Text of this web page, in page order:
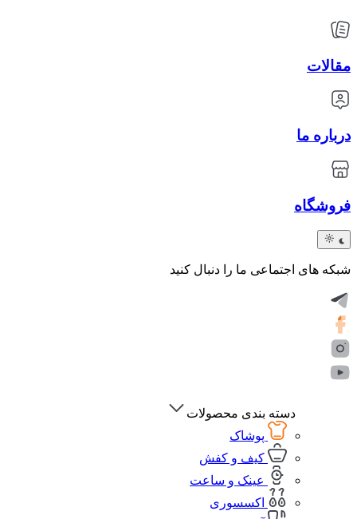
مقالات
درباره ما
فروشگاه
شبکه های اجتماعی ما را دنبال کنید
دسته بندی محصولات
پوشاک
کیف و کفش
عینک و ساعت
اکسسوری